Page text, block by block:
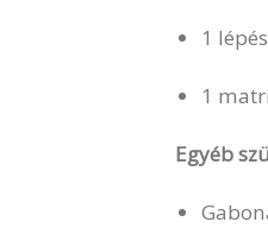
1
1
Egyéb